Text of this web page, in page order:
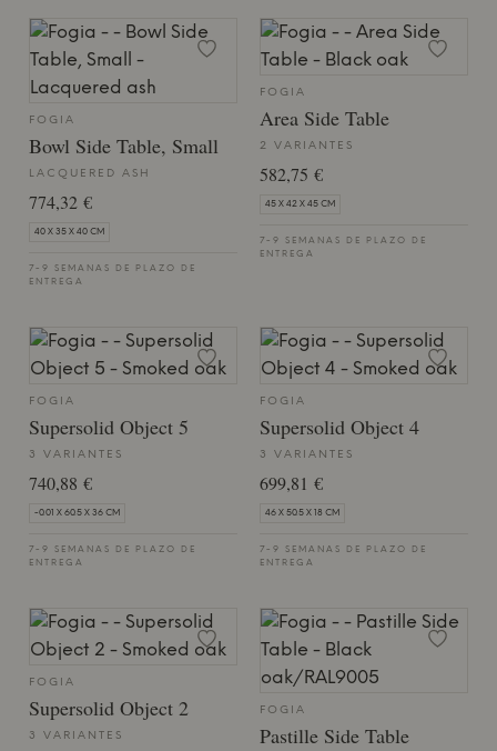
FOGIA
Bowl Side Table, Small
LACQUERED ASH
774,32 €
40 X 35 X 40 CM
7-9 SEMANAS DE PLAZO DE
ENTREGA
FOGIA
Area Side Table
2 VARIANTES
582,75 €
45 X 42 X 45 CM
7-9 SEMANAS DE PLAZO DE
ENTREGA
FOGIA
Supersolid Object 5
3 VARIANTES
740,88 €
-0.01 X 60.5 X 36 CM
7-9 SEMANAS DE PLAZO DE
ENTREGA
FOGIA
Supersolid Object 4
3 VARIANTES
699,81 €
46 X 50.5 X 18 CM
7-9 SEMANAS DE PLAZO DE
ENTREGA
FOGIA
Supersolid Object 2
3 VARIANTES
FOGIA
Pastille Side Table